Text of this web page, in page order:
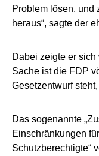
Problem lösen, und
heraus“, sagte der
Dabei zeigte er sich
Sache ist die FDP
Gesetzentwurf
Das sogenannte
Einschränkungen
Schutzberechtigte“